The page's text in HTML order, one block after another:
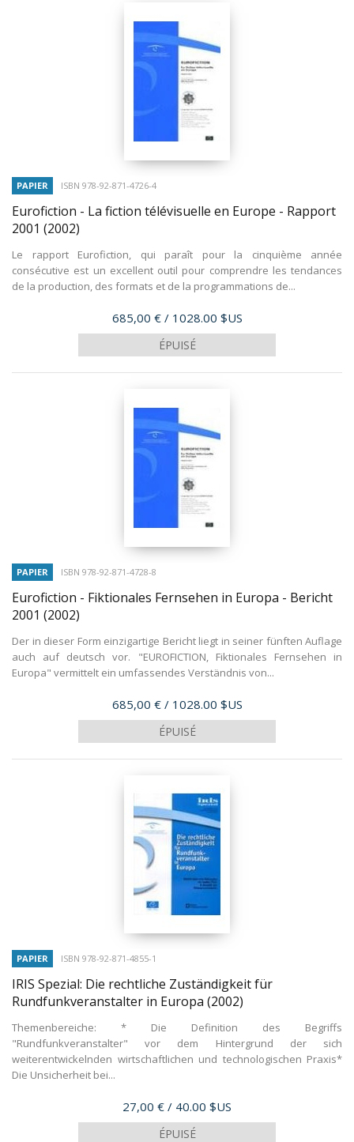
PAPIER ISBN 978-92-871-4726-4
Eurofiction - La fiction télévisuelle en Europe - Rapport
2001 (2002)
Le rapport Eurofiction, qui paraît pour la cinquième année
consécutive est un excellent outil pour comprendre les tendances
de la production, des formats et de la programmations de...
Prix
685,00 € / 1028.00 $US
ÉPUISÉ
PAPIER ISBN 978-92-871-4728-8
Eurofiction - Fiktionales Fernsehen in Europa - Bericht
2001 (2002)
Der in dieser Form einzigartige Bericht liegt in seiner fünften Auflage
auch auf deutsch vor. "EUROFICTION, Fiktionales Fernsehen in
Europa" vermittelt ein umfassendes Verständnis von...
Prix
685,00 € / 1028.00 $US
ÉPUISÉ
PAPIER ISBN 978-92-871-4855-1
IRIS Spezial: Die rechtliche Zuständigkeit für
Rundfunkveranstalter in Europa (2002)
Themenbereiche: * Die Definition des Begriffs
"Rundfunkveranstalter" vor dem Hintergrund der sich
weiterentwickelnden wirtschaftlichen und technologischen Praxis*
Die Unsicherheit bei...
Prix
27,00 € / 40.00 $US
ÉPUISÉ